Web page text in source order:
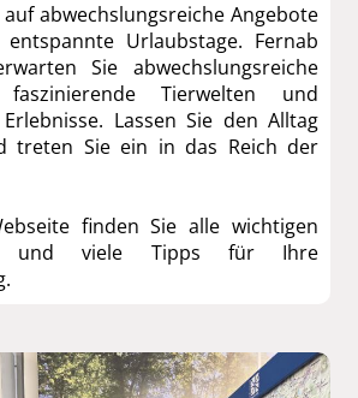
abwechslungsreiche Angebote
Urlaubstage. Fernab
Sie abwechslungsreiche
faszinierende Tierwelten und
Lassen Sie den Alltag
treten Sie ein in das Reich der
finden Sie alle wichtigen
und viele Tipps für Ihre